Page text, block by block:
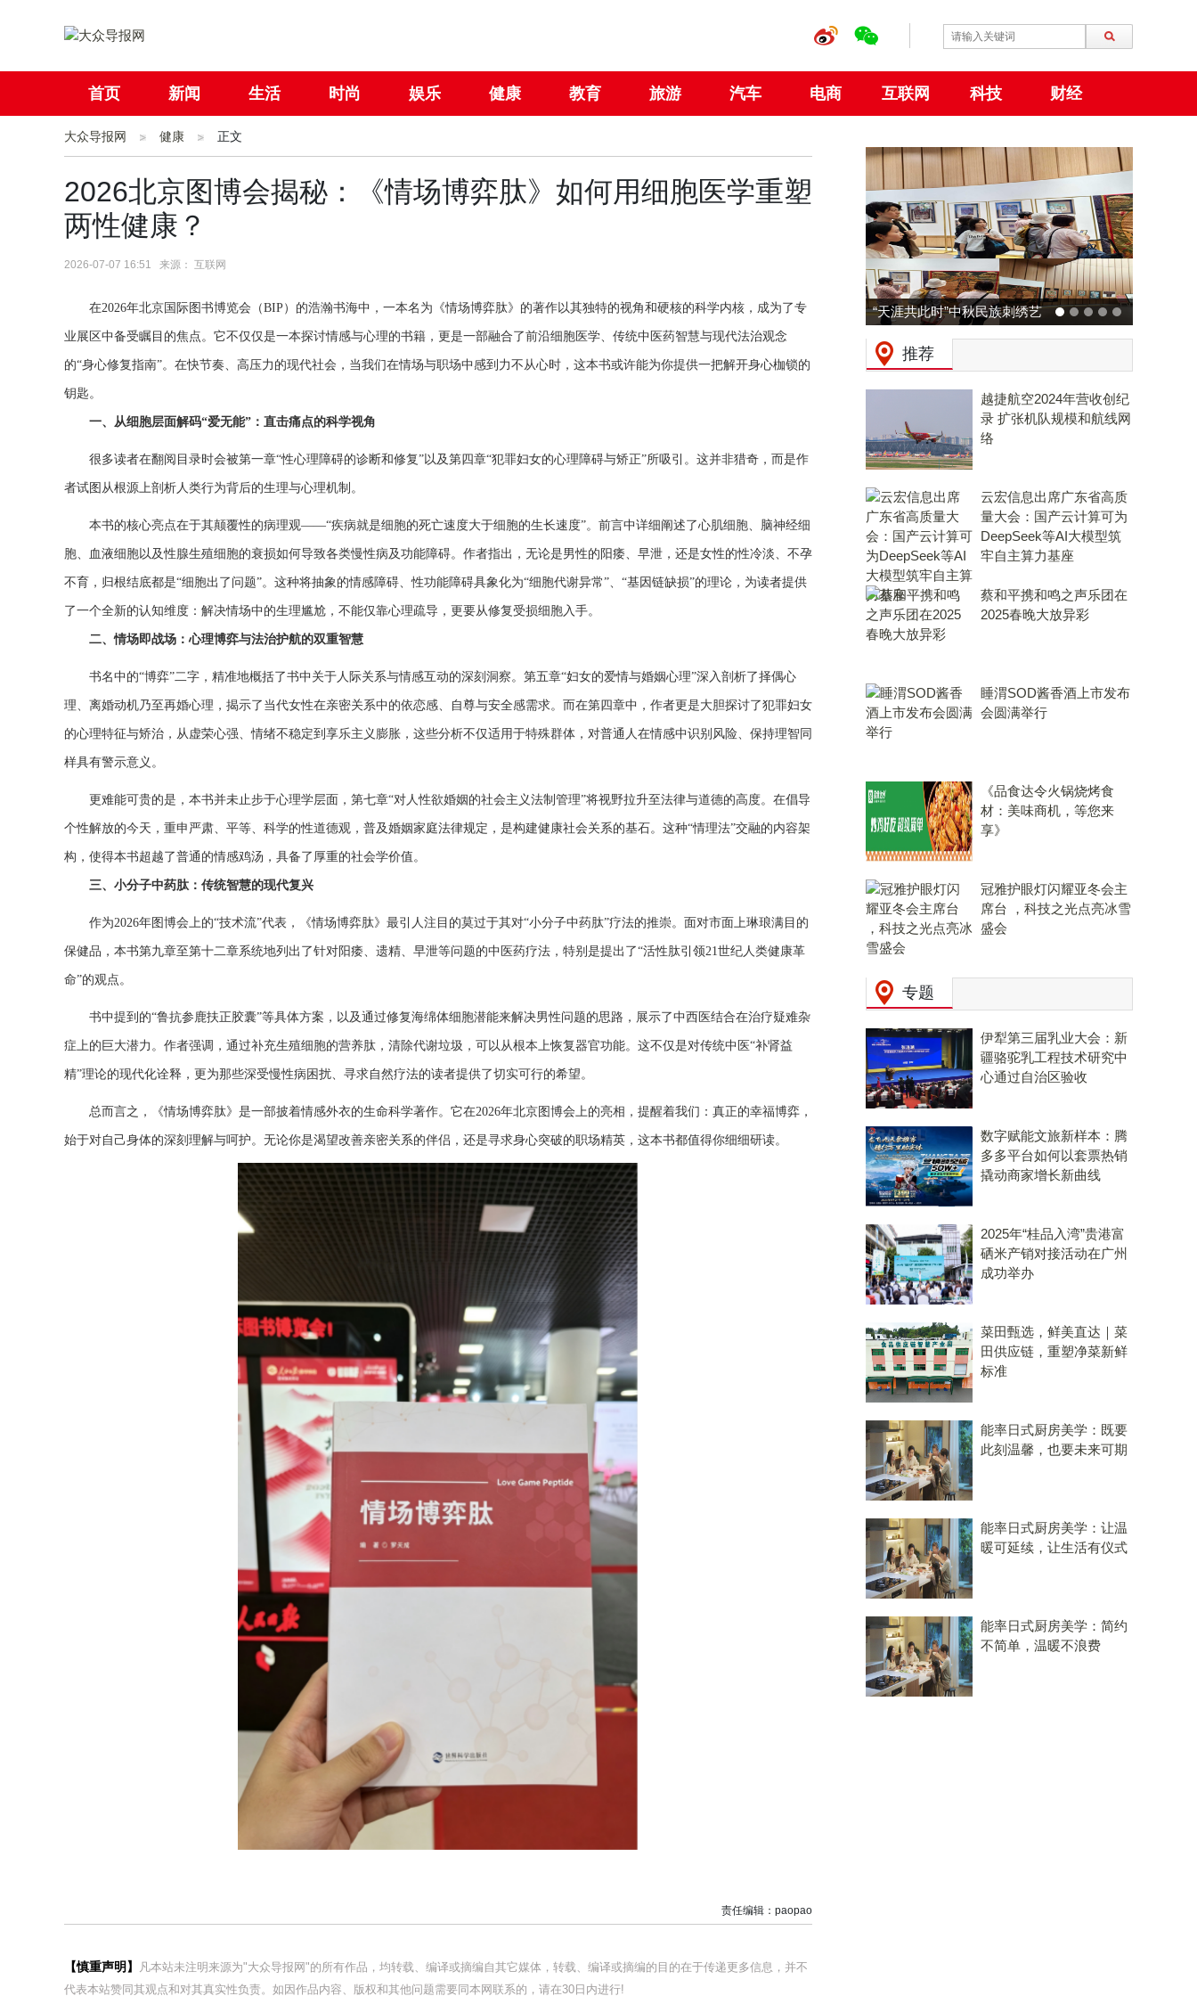
首页 新闻 生活 时尚 娱乐 健康 教育 旅游 汽车 电商 互联网 科技 财经
社会 国际
大众导报网 健康 正文
2026北京图博会揭秘：《情场博弈肽》如何用细胞医学重塑
两性健康？
2026-07-07 16:51 来源： 互联网
在2026年北京国际图书博览会（BIP）的浩瀚书海中，一本名为《情场博弈肽》的著作以其独特的视角和硬核的科学内核，成为了专
业展区中备受瞩目的焦点。它不仅仅是一本探讨情感与心理的书籍，更是一部融合了前沿细胞医学、传统中医药智慧与现代法治观念
的“身心修复指南”。在快节奏、高压力的现代社会，当我们在情场与职场中感到力不从心时，这本书或许能为你提供一把解开身心枷锁的
钥匙。
一、从细胞层面解码“爱无能”：直击痛点的科学视角
很多读者在翻阅目录时会被第一章“性心理障碍的诊断和修复”以及第四章“犯罪妇女的心理障碍与矫正”所吸引。这并非猎奇，而是作
者试图从根源上剖析人类行为背后的生理与心理机制。
本书的核心亮点在于其颠覆性的病理观——“疾病就是细胞的死亡速度大于细胞的生长速度”。前言中详细阐述了心肌细胞、脑神经细
胞、血液细胞以及性腺生殖细胞的衰损如何导致各类慢性病及功能障碍。作者指出，无论是男性的阳痿、早泄，还是女性的性冷淡、不孕
不育，归根结底都是“细胞出了问题”。这种将抽象的情感障碍、性功能障碍具象化为“细胞代谢异常”、“基因链缺损”的理论，为读者提供
了一个全新的认知维度：解决情场中的生理尴尬，不能仅靠心理疏导，更要从修复受损细胞入手。
二、情场即战场：心理博弈与法治护航的双重智慧
书名中的“博弈”二字，精准地概括了书中关于人际关系与情感互动的深刻洞察。第五章“妇女的爱情与婚姻心理”深入剖析了择偶心
理、离婚动机乃至再婚心理，揭示了当代女性在亲密关系中的依恋感、自尊与安全感需求。而在第四章中，作者更是大胆探讨了犯罪妇女
的心理特征与矫治，从虚荣心强、情绪不稳定到享乐主义膨胀，这些分析不仅适用于特殊群体，对普通人在情感中识别风险、保持理智同
样具有警示意义。
更难能可贵的是，本书并未止步于心理学层面，第七章“对人性欲婚姻的社会主义法制管理”将视野拉升至法律与道德的高度。在倡导
个性解放的今天，重申严肃、平等、科学的性道德观，普及婚姻家庭法律规定，是构建健康社会关系的基石。这种“情理法”交融的内容架
构，使得本书超越了普通的情感鸡汤，具备了厚重的社会学价值。
三、小分子中药肽：传统智慧的现代复兴
作为2026年图博会上的“技术流”代表，《情场博弈肽》最引人注目的莫过于其对“小分子中药肽”疗法的推崇。面对市面上琳琅满目的
保健品，本书第九章至第十二章系统地列出了针对阳痿、遗精、早泄等问题的中医药疗法，特别是提出了“活性肽引领21世纪人类健康革
命”的观点。
书中提到的“鲁抗参鹿扶正胶囊”等具体方案，以及通过修复海绵体细胞潜能来解决男性问题的思路，展示了中西医结合在治疗疑难杂
症上的巨大潜力。作者强调，通过补充生殖细胞的营养肽，清除代谢垃圾，可以从根本上恢复器官功能。这不仅是对传统中医“补肾益
精”理论的现代化诠释，更为那些深受慢性病困扰、寻求自然疗法的读者提供了切实可行的希望。
总而言之，《情场博弈肽》是一部披着情感外衣的生命科学著作。它在2026年北京图博会上的亮相，提醒着我们：真正的幸福博弈，
始于对自己身体的深刻理解与呵护。无论你是渴望改善亲密关系的伴侣，还是寻求身心突破的职场精英，这本书都值得你细细研读。
责任编辑：paopao
【慎重声明】
凡本站未注明来源为"大众导报网"的所有作品，均转载、编译或摘编自其它媒体，转载、编译或摘编的目的在于传递更多信息，并不
代表本站赞同其观点和对其真实性负责。如因作品内容、版权和其他问题需要同本网联系的，请在30日内进行!
“天涯共此时”中秋民族刺绣艺
术特展 在大阪世博会中国馆
成功举行
推荐
越捷航空2024年营收创纪
录 扩张机队规模和航线网
络
云宏信息出席广东省高质
量大会：国产云计算可为
DeepSeek等AI大模型筑
牢自主算力基座
蔡和平携和鸣之声乐团在
2025春晚大放异彩
睡渭SOD酱香酒上市发布
会圆满举行
《品食达令火锅烧烤食
材：美味商机，等您来
享》
冠雅护眼灯闪耀亚冬会主
席台 ，科技之光点亮冰雪
盛会
专题
伊犁第三届乳业大会：新
疆骆驼乳工程技术研究中
心通过自治区验收
数字赋能文旅新样本：腾
多多平台如何以套票热销
撬动商家增长新曲线
2025年“桂品入湾”贵港富
硒米产销对接活动在广州
成功举办
菜田甄选，鲜美直达｜菜
田供应链，重塑净菜新鲜
标准
能率日式厨房美学：既要
此刻温馨，也要未来可期
能率日式厨房美学：让温
暖可延续，让生活有仪式
能率日式厨房美学：简约
不简单，温暖不浪费